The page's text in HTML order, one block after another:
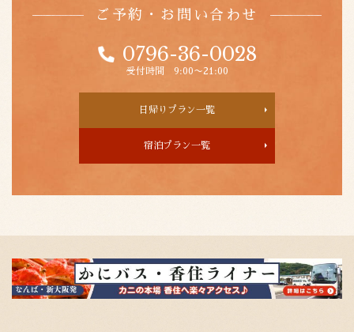
ご予約・お問い合わせ
0796-36-0028
受付時間 9:00〜21:00
日帰りプラン一覧
宿泊プラン一覧